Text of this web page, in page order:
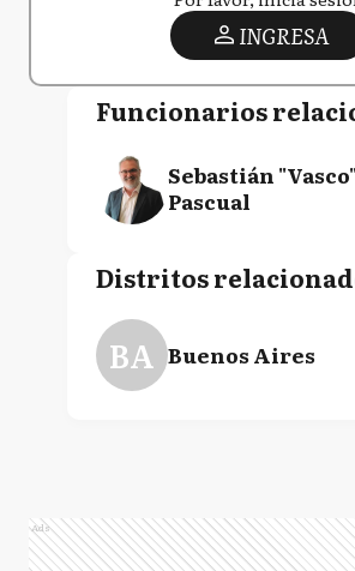
INGRESA
Funcionarios
Sebastián
Pascual
Distritos
BA Buenos Aires
Ads